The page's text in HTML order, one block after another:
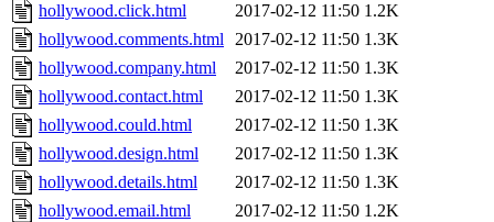
hollywood.click.html
2017-02-12 11:50 1.2K
hollywood.comments.html 2017-02-12 11:50 1.3K
hollywood.company.html
2017-02-12 11:50 1.3K
hollywood.contact.html
2017-02-12 11:50 1.3K
hollywood.could.html
2017-02-12 11:50 1.3K
hollywood.design.html
2017-02-12 11:50 1.3K
hollywood.details.html
2017-02-12 11:50 1.3K
hollywood.email.html
2017-02-12 11:50 1.2K